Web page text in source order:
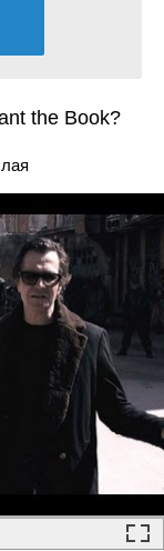
the Book?